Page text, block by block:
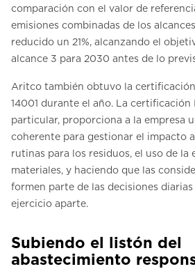
comparación con el valor de
emisiones combinadas de los
reducido un 21%, alcanzando el
alcance 3 para 2030 antes de lo
Aritco también obtuvo la certificación
14001 durante el año. La certificación
particular, proporciona a la empresa
coherente para gestionar el impacto
rutinas para los residuos, el uso de la
materiales, y haciendo que las
formen parte de las decisiones
ejercicio aparte.
Subiendo el listón del
abastecimiento